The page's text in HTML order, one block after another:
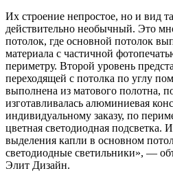
Их строение непростое, но и вид
действительно необычный. Это
потолок, где основной потолок
материала с частичной
периметру. Второй уровень
переходящей с потолка по углу
выполнена из матового полотна,
изготавливалась алюминиевая
индивидуальному заказу, по
цветная светодиодная подсветка.
выделения капли в основном
светодиодные светильники», —
Элит Дизайн.